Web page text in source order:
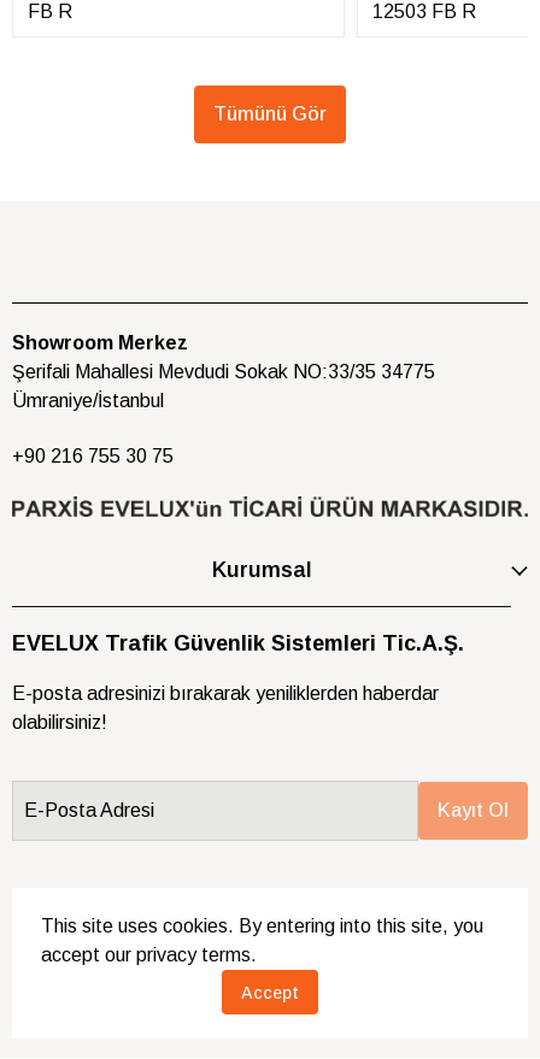
This site uses cookies. By entering into this site, you
accept our privacy terms.
Accept
FB R
12503 FB R
Tümünü Gör
Showroom Merkez
Şerifali Mahallesi Mevdudi Sokak NO:33/35 34775
Ümraniye/İstanbul
+90 216 755 30 75
Kurumsal
EVELUX Trafik Güvenlik Sistemleri Tic.A.Ş.
E-posta adresinizi bırakarak yeniliklerden haberdar
olabilirsiniz!
E-Posta Adresi Kayıt Ol
Tüm hakları saklıdır.